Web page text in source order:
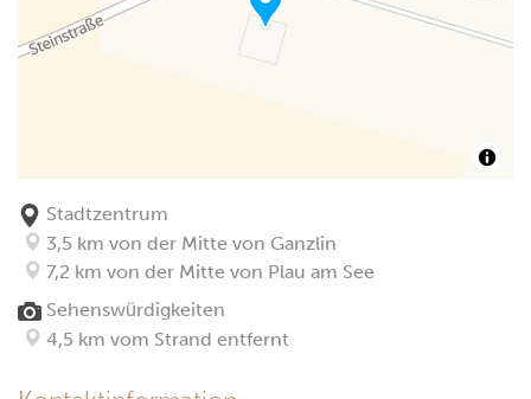
Stadtzentrum
3,5 km von der Mitte von Ganzlin
7,2 km von der Mitte von Plau am See
Sehenswürdigkeiten
4,5 km vom Strand entfernt